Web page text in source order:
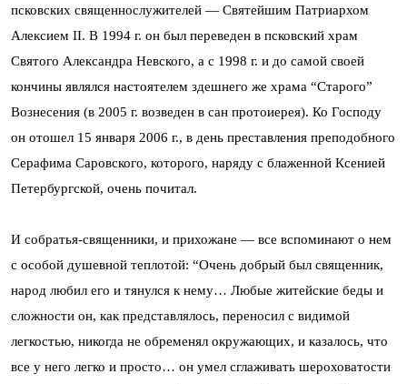
псковских священнослужителей — Святейшим Патриархом
Алексием II. В 1994 г. он был переведен в псковский храм
Святого Александра Невского, а с 1998 г. и до самой своей
кончины являлся настоятелем здешнего же храма “Старого”
Вознесения (в 2005 г. возведен в сан протоиерея). Ко Господу
он отошел 15 января 2006 г., в день преставления преподобного
Серафима Саровского, которого, наряду с блаженной Ксенией
Петербургской, очень почитал.
И собратья-священники, и прихожане — все вспоминают о нем
с особой душевной теплотой: “Очень добрый был священник,
народ любил его и тянулся к нему… Любые житейские беды и
сложности он, как представлялось, переносил с видимой
легкостью, никогда не обременял окружающих, и казалось, что
все у него легко и просто… он умел сглаживать шероховатости